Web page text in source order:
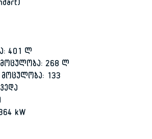
401 ლ
მოცულობა: 268 ლ
მოცულობა: 133
kW